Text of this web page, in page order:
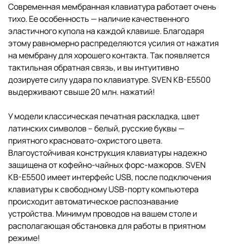
Cовременная мембранная клавиатура работает очень
тихо. Ее особенность — наличие качественного
эластичного купола на каждой клавише. Благодаря
этому равномерно распределяются усилия от нажатия
на мембрану для хорошего контакта. Так появляется
тактильная обратная связь, и вы интуитивно
дозируете силу удара по клавиатуре. SVEN KB-E5500
выдерживают свыше 20 млн. нажатий!
У модели классическая печатная раскладка, цвет
латинских символов – белый, русские буквы —
приятного красновато-охристого цвета.
Влагоустойчивая конструкция клавиатуры надежно
защищена от кофейно-чайных форс-мажоров. SVEN
KB-E5500 имеет интерфейс USB, после подключения
клавиатуры к свободному USB-порту компьютера
происходит автоматическое распознавание
устройства. Минимум проводов на вашем столе и
располагающая обстановка для работы в приятном
режиме!